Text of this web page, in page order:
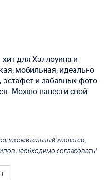
для Хэллоуина и
мобильная, идеально
эстафет и забавных фото.
Можно нанести свой
характер,
необходимо согласовать!
+